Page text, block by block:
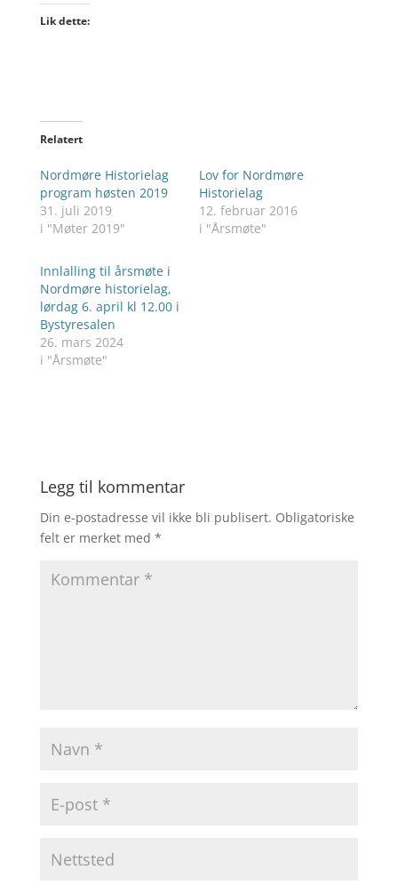
Lik dette:
Relatert
Nordmøre Historielag
program høsten 2019
31. juli 2019
i "Møter 2019"
Lov for Nordmøre
Historielag
12. februar 2016
i "Årsmøte"
Innlalling til årsmøte i
Nordmøre historielag,
lørdag 6. april kl 12.00 i
Bystyresalen
26. mars 2024
i "Årsmøte"
Legg til kommentar
Din e-postadresse vil ikke bli publisert. Obligatoriske
felt er merket med *